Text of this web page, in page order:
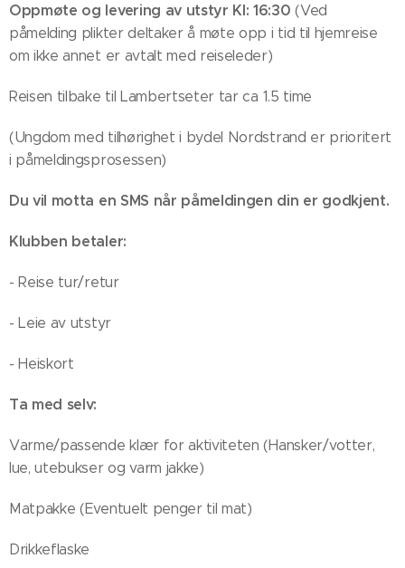
Oppmøte og levering av utstyr Kl: 16:30 (Ved
påmelding plikter deltaker å møte opp i tid til hjemreise
om ikke annet er avtalt med reiseleder)
Reisen tilbake til Lambertseter tar ca 1.5 time
(Ungdom med tilhørighet i bydel Nordstrand er prioritert
i påmeldingsprosessen)
Du vil motta en SMS når påmeldingen din er godkjent.
Klubben betaler:
- Reise tur/retur
- Leie av utstyr
- Heiskort
Ta med selv:
Varme/passende klær for aktiviteten (Hansker/votter,
lue, utebukser og varm jakke)
Matpakke (Eventuelt penger til mat)
Drikkeflaske